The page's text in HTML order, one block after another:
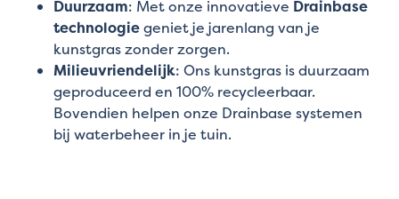
Duurzaam: Met onze innovatieve Drainbase
technologiegeniet je jarenlang van je
kunstgras zonder zorgen.
Milieuvriendelijk: Ons kunstgras is duurzaam
geproduceerd en 100% recycleerbaar.
Bovendien helpen onze Drainbase systemen
bij waterbeheer in je tuin.